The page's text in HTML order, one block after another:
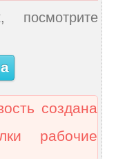
посмотрите
создана
рабочие